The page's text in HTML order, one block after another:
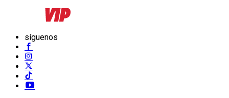
síguenos